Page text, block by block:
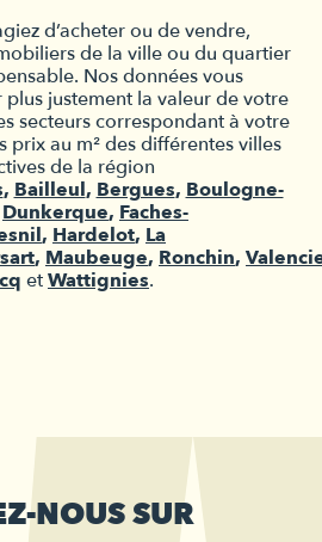
d’acheter ou de vendre,
de la ville ou du quartier
Nos données vous
plus justement la valeur de votre
secteurs correspondant à votre
prix au m² des différentes villes
de la région
, Bailleul, Bergues, Boulogne-
Dunkerque, Faches-
, Hardelot, La
, Maubeuge, Ronchin,
etWattignies.
NOUS SUR